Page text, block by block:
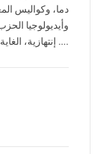
دما، وكواليس
وأيديولوجيا
إنتهازية، الغاية لديها تبرر الوسيلة ….